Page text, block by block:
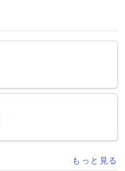
もっと見る